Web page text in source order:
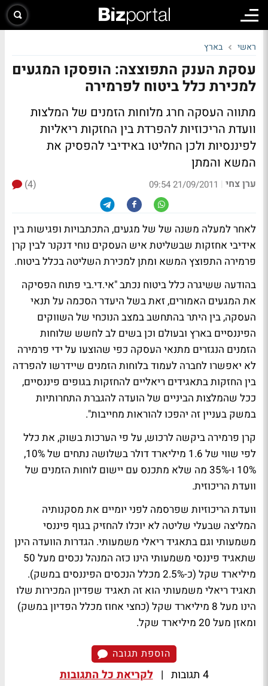
ראשי בארץ
עסקת הענק התפוצצה: הופסקו המגעים
למכירת כלל ביטוח לפרמירה
מתווה העסקה חרג מלוחות הזמנים של המלצות
וועדת הריכוזיות להפרדת בין החזקות ריאליות
לפיננסיות ולכן החליטו באידיבי להפסיק את
המשא והמתן
ערן צחי |
21/09/2011 09:54
(4)
לאחר למעלה משנה של של מגעים, התכתבויות ופגישות בין
אידיבי אחזקות שבשליטת איש העסקים נוחי דנקנר לבין קרן
פרמירה התפוצץ המשא ומתן למכירת השליטה בכלל ביטוח.
בהודעה ששיגרה כלל ביטוח נכתב "אי.די.בי פתוח הפסיקה
את המגעים האמורים, זאת בשל היעדר הסכמה על תנאי
העסקה, בין היתר בהתחשב במצב הנוכחי של השווקים
הפיננסיים בארץ ובעולם וכן בשים לב לחשש שלוחות
הזמנים הנגזרים מתנאי העסקה כפי שהוצעו על ידי פרמירה
לא יאפשרו לחברה לעמוד בלוחות הזמנים שיידרשו להפרדה
בין החזקות בתאגידים ריאליים להחזקות בגופים פיננסיים,
ככל שהמלצות הביניים של הועדה להגברת התחרותיות
במשק בעניין זה יהפכו להוראות מחייבות".
קרן פרמירה ביקשה לרכוש, על פי הערכות בשוק, את כלל
לפי שווי של 1.6 מיליארד דולר בשלושה נתחים של 10%,
10% ו-35% מה שלא מתכנס עם יישום לוחות הזמנים של
וועדת הריכוזית.
וועדת הריכוזיות שפרסמה לפני יומיים את מסקנותיה
המליצה שבעלי שליטה לא יוכלו להחזיק בגוף פיננסי
משמעותי וגם בתאגיד ריאלי משמעותי. הגדרות הוועדה הינן
שתאגיד פיננסי משמעותי הינו כזה המנהל נכסים מעל 50
מיליארד שקל (כ-2.5% מכלל הנכסים הפיננסים במשק).
תאגיד ריאלי משמעותי הוא זה תאגיד שפדיון המכירות שלו
הינו מעל 8 מיליארד שקל (כחצי אחוז מכלל הפדיון במשק)
ומאזן מעל 20 מיליארד שקל.
הוספת תגובה
4 תגובות | לקריאת כל התגובות